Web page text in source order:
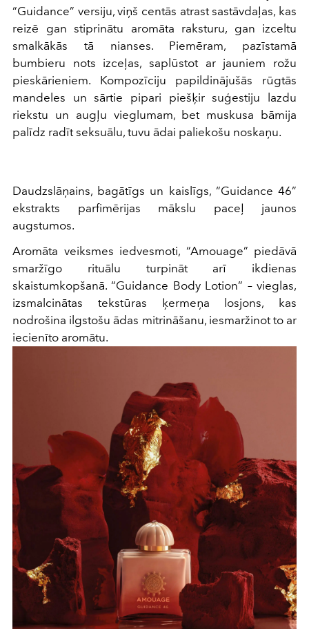
“Guidance” versiju, viņš centās atrast sastāvdaļas, kas
reizē gan stiprinātu aromāta raksturu, gan izceltu
smalkākās tā nianses. Piemēram, pazīstamā
bumbieru nots izceļas, saplūstot ar jauniem rožu
pieskārieniem. Kompozīciju papildinājušās rūgtās
mandeles un sārtie pipari piešķir suģestiju lazdu
riekstu un augļu vieglumam, bet muskusa bāmija
palīdz radīt seksuālu, tuvu ādai paliekošu noskaņu.
Daudzslāņains, bagātīgs un kaislīgs, “Guidance 46”
ekstrakts parfimērijas mākslu paceļ jaunos
augstumos.
Aromāta veiksmes iedvesmoti, “Amouage” piedāvā
smaržīgo rituālu turpināt arī ikdienas
skaistumkopšanā. “Guidance Body Lotion” – vieglas,
izsmalcinātas tekstūras ķermeņa losjons, kas
nodrošina ilgstošu ādas mitrināšanu, iesmaržinot to ar
iecienīto aromātu.